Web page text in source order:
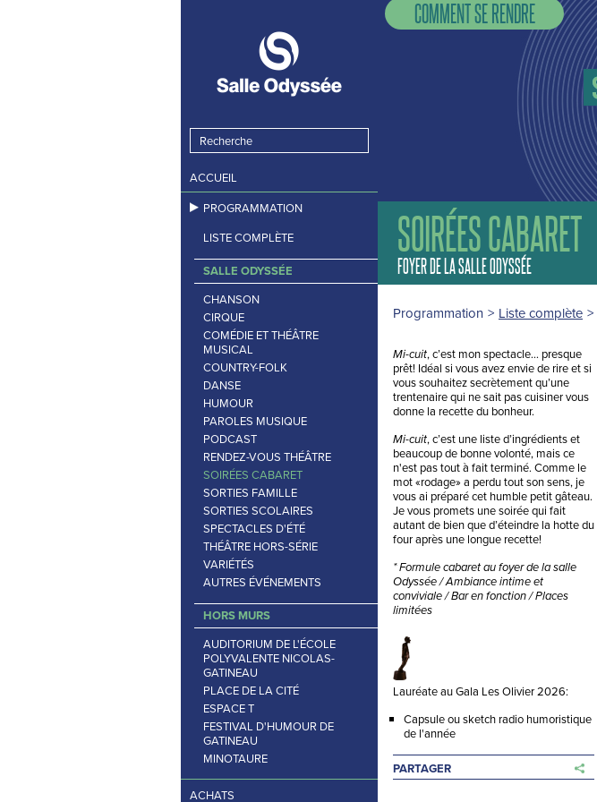
ACCUEIL
PROGRAMMATION
LISTE COMPLÈTE
SALLE ODYSSÉE
CHANSON
CIRQUE
COMÉDIE ET THÉÂTRE
MUSICAL
COUNTRY-FOLK
DANSE
HUMOUR
PAROLES MUSIQUE
PODCAST
RENDEZ-VOUS THÉÂTRE
SOIRÉES CABARET
SORTIES FAMILLE
SORTIES SCOLAIRES
SPECTACLES D'ÉTÉ
THÉÂTRE HORS-SÉRIE
VARIÉTÉS
AUTRES ÉVÉNEMENTS
HORS MURS
AUDITORIUM DE L'ÉCOLE
POLYVALENTE NICOLAS-
GATINEAU
PLACE DE LA CITÉ
ESPACE T
FESTIVAL D'HUMOUR DE
GATINEAU
MINOTAURE
ACHATS
COMMENT SE RENDRE
SOIRÉES CABARET
FOYER DE LA SALLE ODYSSÉE
Programmation > Liste complète >
Mi-cuit, c’est mon spectacle… presque
prêt! Idéal si vous avez envie de rire et si
vous souhaitez secrètement qu’une
trentenaire qui ne sait pas cuisiner vous
donne la recette du bonheur.
Mi-cuit, c’est une liste d’ingrédients et
beaucoup de bonne volonté, mais ce
n'est pas tout à fait terminé. Comme le
mot «rodage» a perdu tout son sens, je
vous ai préparé cet humble petit gâteau.
Je vous promets une soirée qui fait
autant de bien que d’éteindre la hotte du
four après une longue recette!
* Formule cabaret au foyer de la salle
Odyssée / Ambiance intime et
conviviale / Bar en fonction / Places
limitées
Lauréate au Gala Les Olivier 2026:
Capsule ou sketch radio humoristique
de l'année
PARTAGER